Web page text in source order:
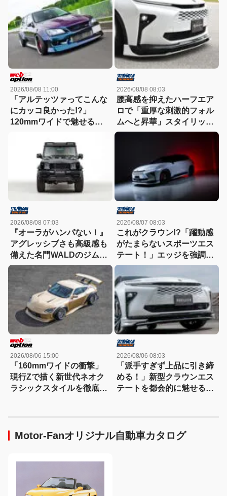
2026/08/08 11:00
「アルテッツァってこんな
にカッコ良かった!?」
120mmワイドで魅せる新
2026/08/08 08:03
腰高感を抑えたハーフエア
ロで「重厚な刺激的フォル
ムへと昇華」スタイリッシ
ュなエステートを構築
2026/08/08 07:03
『オーラがハンパない！』
アグレッシブさも高級感も
備えた名門WALDのジムニ
ーノマド用ボディキット
2026/08/07 08:03
これがクラウン!?「躍動感
がたまらないスポーツエス
テート！」エッジを強調し
たエアロに22インチホイー
ルで武装
2026/08/06 15:00
「160mmワイドの衝撃」
現行Zで描く新世代ネオク
ラシックスタイルを徹底解
2026/08/06 08:03
「派手すぎず上品に引き締
める！」新型クラウンエス
テートを都会的に魅せる、
Motor-Fanオリジナル自動車カタログ